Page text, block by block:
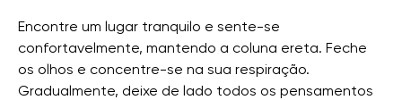
Encontre um lugar tranquilo e sente-se
confortavelmente, mantendo a coluna ereta. Feche
os olhos e concentre-se na sua respiração.
Gradualmente, deixe de lado todos os pensamentos